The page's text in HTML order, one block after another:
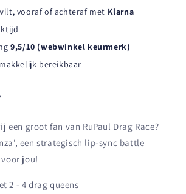
vooraf of achteraf met Klarna
9,5/10 (webwinkel keurmerk)
bereikbaar
een groot fan van RuPaul Drag Race?
een strategisch lip-sync battle
jou!
2 - 4 drag queens